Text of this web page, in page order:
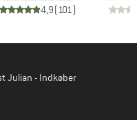
4,9(101)
Julian - Indkøber